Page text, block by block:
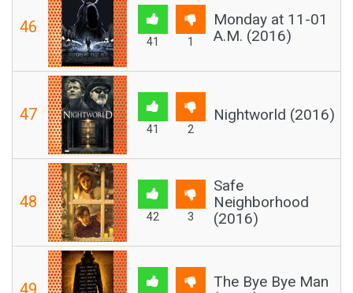
46
41 1
Monday at 11-01
A.M. (2016)
47
41 2
Nightworld (2016)
48
42 3
Safe
Neighborhood
(2016)
49
The Bye Bye Man